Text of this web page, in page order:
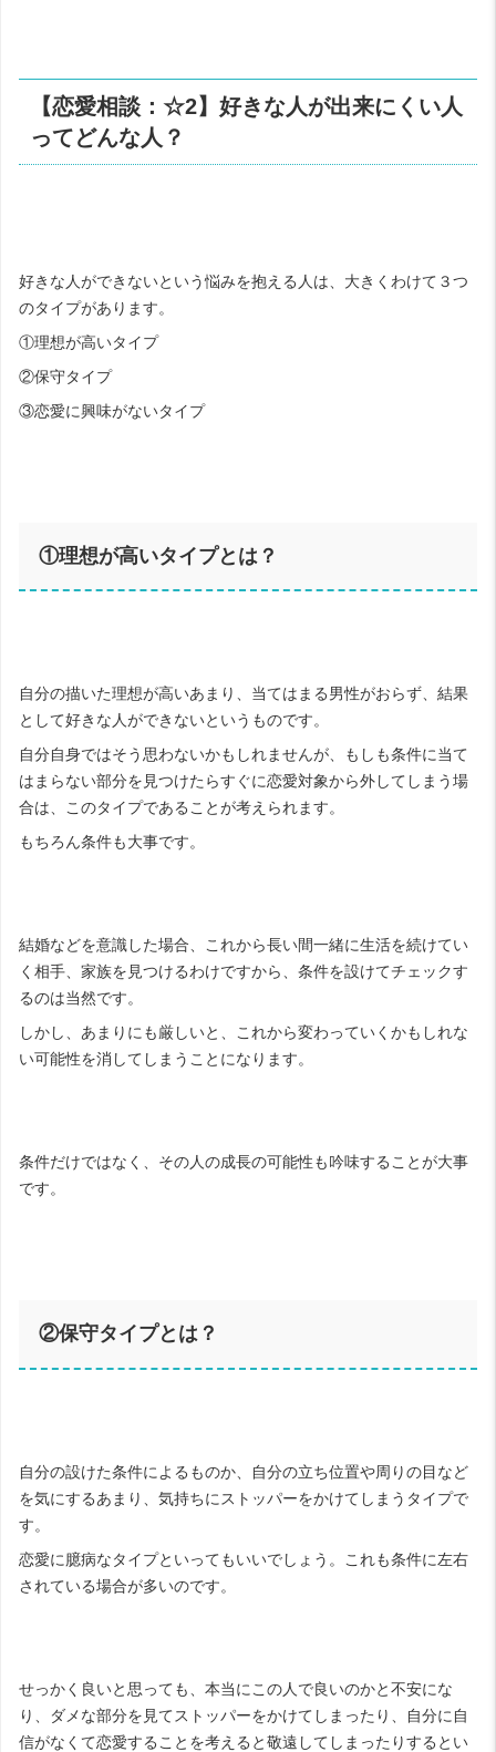
【恋愛相談：☆2】好きな人が出来にくい人
ってどんな人？
好きな人ができないという悩みを抱える人は、大きくわけて３つ
のタイプがあります。
①理想が高いタイプ
②保守タイプ
③恋愛に興味がないタイプ
①理想が高いタイプとは？
自分の描いた理想が高いあまり、当てはまる男性がおらず、結果
として好きな人ができないというものです。
自分自身ではそう思わないかもしれませんが、もしも条件に当て
はまらない部分を見つけたらすぐに恋愛対象から外してしまう場
合は、このタイプであることが考えられます。
もちろん条件も大事です。
結婚などを意識した場合、これから長い間一緒に生活を続けてい
く相手、家族を見つけるわけですから、条件を設けてチェックす
るのは当然です。
しかし、あまりにも厳しいと、これから変わっていくかもしれな
い可能性を消してしまうことになります。
条件だけではなく、その人の成長の可能性も吟味することが大事
です。
②保守タイプとは？
自分の設けた条件によるものか、自分の立ち位置や周りの目など
を気にするあまり、気持ちにストッパーをかけてしまうタイプで
す。
恋愛に臆病なタイプといってもいいでしょう。これも条件に左右
されている場合が多いのです。
せっかく良いと思っても、本当にこの人で良いのかと不安にな
り、ダメな部分を見てストッパーをかけてしまったり、自分に自
信がなくて恋愛することを考えると敬遠してしまったりするとい